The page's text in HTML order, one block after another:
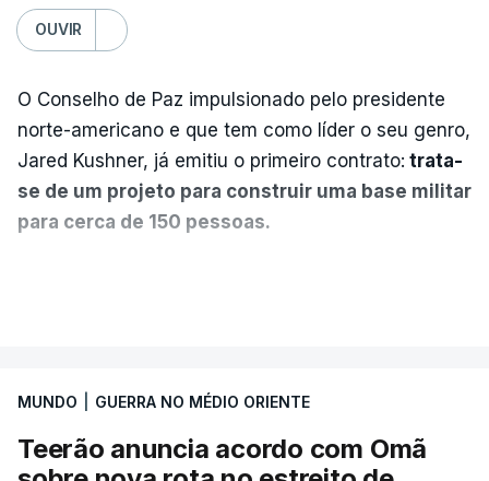
OUVIR
O Conselho de Paz impulsionado pelo presidente
norte-americano e que tem como líder o seu genro,
Jared Kushner, já emitiu o primeiro contrato: trata-
se de um projeto para construir uma base militar
para cerca de 150 pessoas.
que já colaborou com a Administração norte-
americana em projetos no Médio Oriente,
nomeadamente no Iraque.
MUNDO GUERRA NO MÉDIO ORIENTE
Teerão anuncia acordo com Omã